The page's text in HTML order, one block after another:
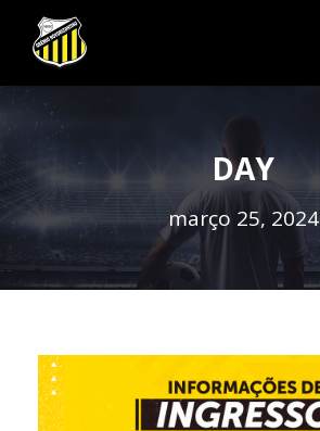
DAY
março 25, 2024